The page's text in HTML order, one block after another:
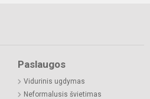
Paslaugos
Vidurinis ugdymas
Neformalusis švietimas